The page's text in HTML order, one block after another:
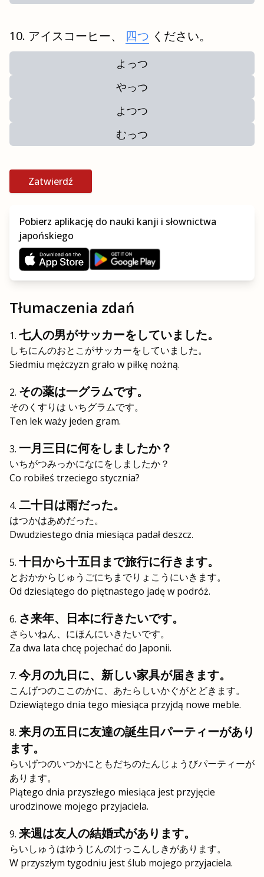
アイスコーヒー、 四つ ください。
よっつ
やっつ
よつつ
むっつ
Zatwierdź
Pobierz aplikację do nauki kanji i słownictwa
japońskiego
Tłumaczenia zdań
七人の男がサッカーをしていました。
しちにんのおとこがサッカーをしていました。
Siedmiu mężczyzn grało w piłkę nożną.
その薬は一グラムです。
そのくすりは いちグラムです。
Ten lek waży jeden gram.
一月三日に何をしましたか？
いちがつみっかになにをしましたか？
Co robiłeś trzeciego stycznia?
二十日は雨だった。
はつかはあめだった。
Dwudziestego dnia miesiąca padał deszcz.
十日から十五日まで旅行に行きます。
とおかからじゅうごにちまでりょこうにいきます。
Od dziesiątego do piętnastego jadę w podróż.
さ来年、日本に行きたいです。
さらいねん、にほんにいきたいです。
Za dwa lata chcę pojechać do Japonii.
今月の九日に、新しい家具が届きます。
こんげつのここのかに、あたらしいかぐがとどきます。
Dziewiątego dnia tego miesiąca przyjdą nowe meble.
来月の五日に友達の誕生日パーティーがあり
ます。
らいげつのいつかにともだちのたんじょうびパーティーが
あります。
Piątego dnia przyszłego miesiąca jest przyjęcie
urodzinowe mojego przyjaciela.
来週は友人の結婚式があります。
らいしゅうはゆうじんのけっこんしきがあります。
W przyszłym tygodniu jest ślub mojego przyjaciela.